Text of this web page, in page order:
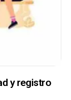
y registro